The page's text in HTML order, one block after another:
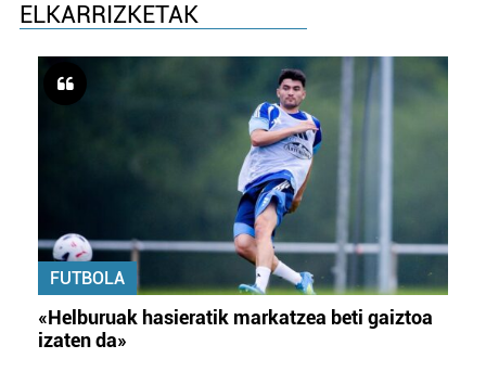
ELKARRIZKETAK
FUTBOLA
«Helburuak hasieratik markatzea beti gaiztoa
izaten da»